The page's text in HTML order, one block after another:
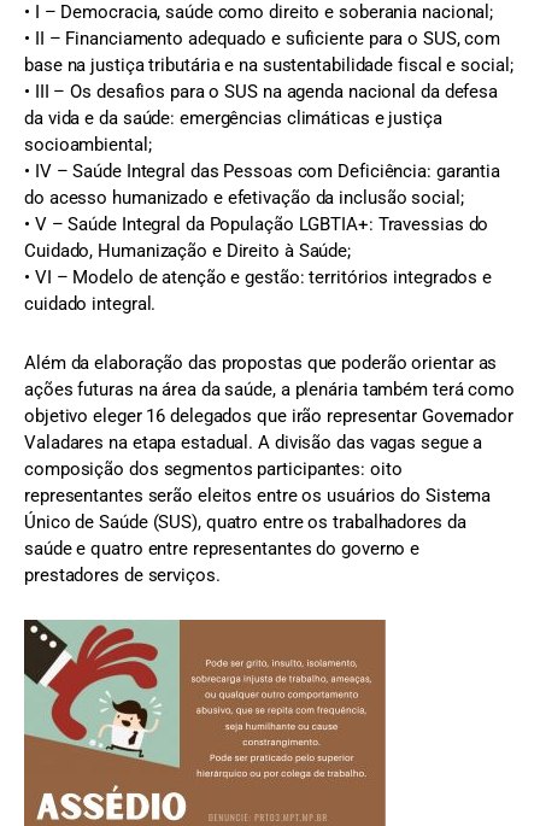
• I – Democracia, saúde como direito e soberania nacional;
• II – Financiamento adequado e suficiente para o SUS, com
base na justiça tributária e na sustentabilidade fiscal e social;
• III – Os desafios para o SUS na agenda nacional da defesa
da vida e da saúde: emergências climáticas e justiça
socioambiental;
• IV – Saúde Integral das Pessoas com Deficiência: garantia
do acesso humanizado e efetivação da inclusão social;
• V – Saúde Integral da População LGBTIA+: Travessias do
Cuidado, Humanização e Direito à Saúde;
• VI – Modelo de atenção e gestão: territórios integrados e
cuidado integral.
Além da elaboração das propostas que poderão orientar as
ações futuras na área da saúde, a plenária também terá como
objetivo eleger 16 delegados que irão representar Governador
Valadares na etapa estadual. A divisão das vagas segue a
composição dos segmentos participantes: oito
representantes serão eleitos entre os usuários do Sistema
Único de Saúde (SUS), quatro entre os trabalhadores da
saúde e quatro entre representantes do governo e
prestadores de serviços.